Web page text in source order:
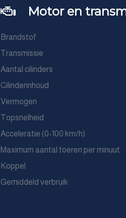
Motor en
Brandstof
Transmissie
Aantal cilinders
Cilinderinhoud
Vermogen
Topsnelheid
Acceleratie (0-100 km/h)
Maximum aantal toeren per minuut
Koppel
Gemiddeld verbruik